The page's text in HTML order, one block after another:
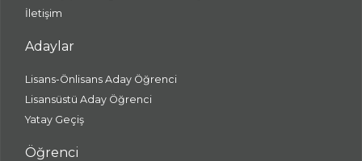
İletişim
Adaylar
Lisans-Önlisans Aday Öğrenci
Lisansüstü Aday Öğrenci
Yatay Geçiş
Öğrenci